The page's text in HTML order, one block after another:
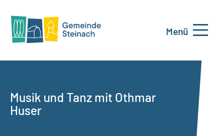
Menü
Musik und Tanz mit Othmar
Huser